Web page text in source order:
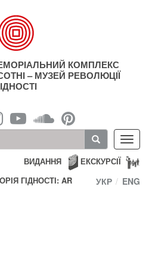
КОМПЛЕКС
– МУЗЕЙ РЕВОЛЮЦІЇ
ЕКСКУРСІЇ
ВИДАННЯ
ГІДНОСТІ: AR
УКР ENG